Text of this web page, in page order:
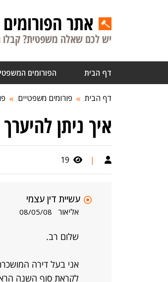
אתר
יש לכם שאלה משפטית?
דף הבית הפורומים
דף הבית פורומים משפטיים
איך ניתן
|
19
עשיית דין עצמי
אליאור 08/05/08
שלום רב.
אני בעל דירה
לקראת סוף השנה